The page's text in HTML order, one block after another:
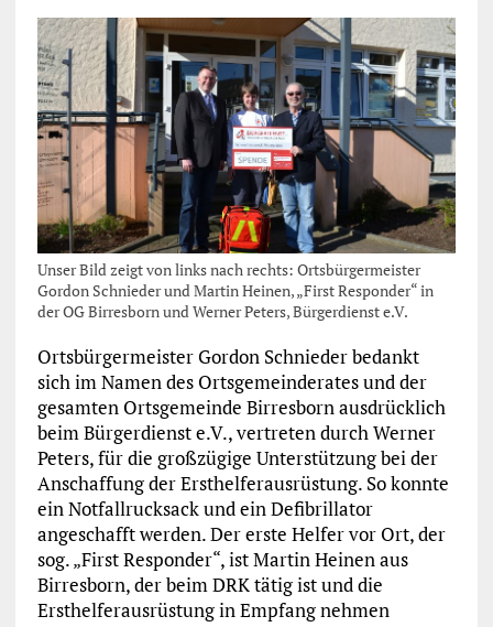
Unser Bild zeigt von links nach rechts: Ortsbürgermeister
Gordon Schnieder und Martin Heinen, „First Responder“ in
der OG Birresborn und Werner Peters, Bürgerdienst e.V.
Ortsbürgermeister Gordon Schnieder bedankt
sich im Namen des Ortsgemeinderates und der
gesamten Ortsgemeinde Birresborn ausdrücklich
beim Bürgerdienst e.V., vertreten durch Werner
Peters, für die großzügige Unterstützung bei der
Anschaffung der Ersthelferausrüstung. So konnte
ein Notfallrucksack und ein Defibrillator
angeschafft werden.Der erste Helfer vor Ort, der
sog. „First Responder“, ist Martin Heinen aus
Birresborn, der beim DRK tätig ist und die
Ersthelferausrüstung in Empfang nehmen